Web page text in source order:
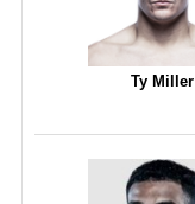
Ty Miller